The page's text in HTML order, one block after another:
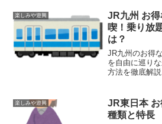
作確認と注意
す。
楽しみや遊興
JR九州 お
喫！乗り放
は？
JR九州のお得
を自由に巡り
方法を徹底解
九州旅行を最
提供します。
楽しみや遊興
JR東日本
種類と特長